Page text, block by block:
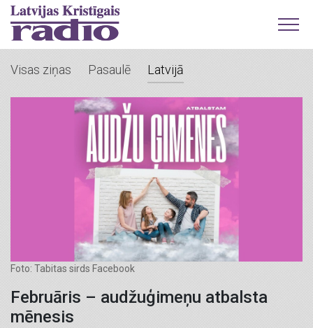
Visas ziņas Pasaulē Latvijā
Foto: Tabitas sirds Facebook
Februāris – audžuģimeņu atbalsta
mēnesis